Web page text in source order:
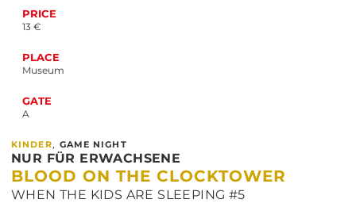
PRICE
13 €
PLACE
Museum
GATE
A
KINDER, GAME NIGHT
NUR FÜR ERWACHSENE
BLOOD ON THE CLOCKTOWER
WHEN THE KIDS ARE SLEEPING #5